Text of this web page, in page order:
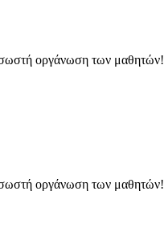
σωστή οργάνωση των μαθητών!
σωστή οργάνωση των μαθητών!